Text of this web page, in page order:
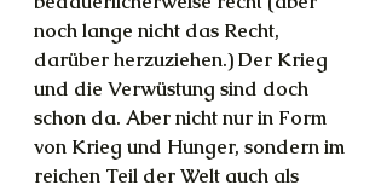
noch lange nicht das Recht,
darüber herzuziehen.) Der Krieg
und die Verwüstung sind doch
schon da. Aber nicht nur in Form
von Krieg und Hunger, sondern im
reichen Teil der Welt auch als